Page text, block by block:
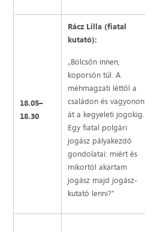
18.05–
18.30
Rácz Lilla (fiatal
kutató):
„Bölcsőn innen,
koporsón túl. A
méhmagzati léttől a
családon és vagyonon
át a kegyeleti jogokig.
Egy fiatal polgári
jogász pályakezdő
gondolatai: miért és
mikortól akartam
jogász majd jogász-
kutató lenni?”